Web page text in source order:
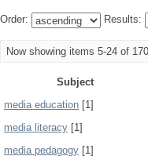
Order: Results:
Now showing items 5-24 of 170
Subject
media education [1]
media literacy [1]
media pedagogy [1]